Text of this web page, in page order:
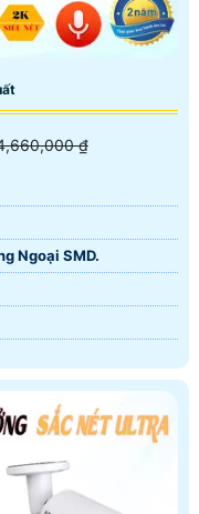
₫
Ngoại SMD.